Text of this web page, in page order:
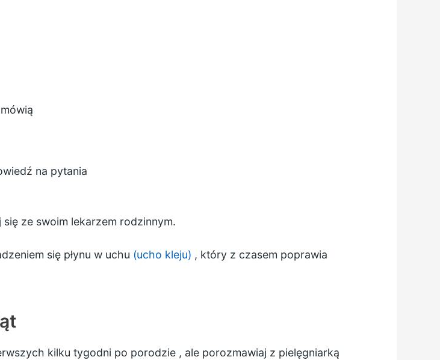
na pytania
ze swoim lekarzem rodzinnym.
się płynu w uchu (ucho kleju) , który z czasem poprawia
kilku tygodni po porodzie, ale porozmawiaj z pielęgniarką